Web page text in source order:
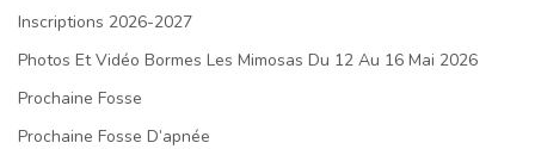
Inscriptions 2026-2027
Photos Et Vidéo Bormes Les Mimosas Du 12 Au 16 Mai 2026
Prochaine Fosse
Prochaine Fosse D’apnée